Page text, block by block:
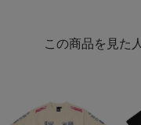
この商品を見た